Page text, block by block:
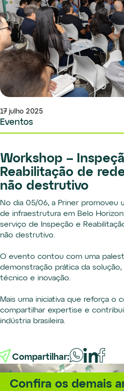
17 julho 2025
Eventos
Workshop –
Reabilitação de
não destrutivo
No dia 05/06, a Priner promoveu
de infraestrutura em Belo
serviço de Inspeção e
não destrutivo.
O evento contou com uma
demonstração prática da
técnico e inovação.
Mais uma iniciativa que reforça o
compartilhar expertise e
indústria brasileira.
Compartilhar:
Confira os demais